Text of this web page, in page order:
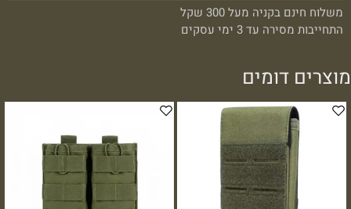
משלוח חינם בקניה מעל 300 שקל
התחייבות מסירה עד 3 ימי עסקים
מוצרים דומים